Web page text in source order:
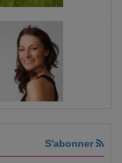
S'abonner